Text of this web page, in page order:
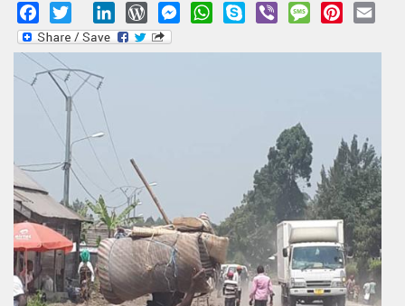
Facebook
Twitter LinkedInWordPressMessengerWhatsApp
Skype Viber MessagePinterest